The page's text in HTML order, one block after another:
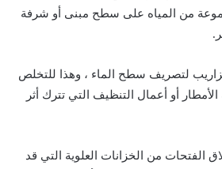
من المياه على سطح مبنى أو شرفة
لتصريف سطح الماء ، وهذا للتخلص
أو أعمال التنظيف التي تترك أثر
الفتحات من الخزانات العلوية التي قد